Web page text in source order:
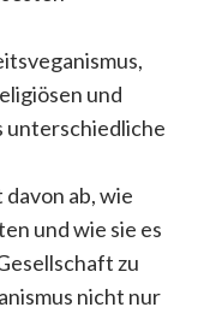
und
unterschiedliche
ab, wie
und wie sie es
zu
nicht nur